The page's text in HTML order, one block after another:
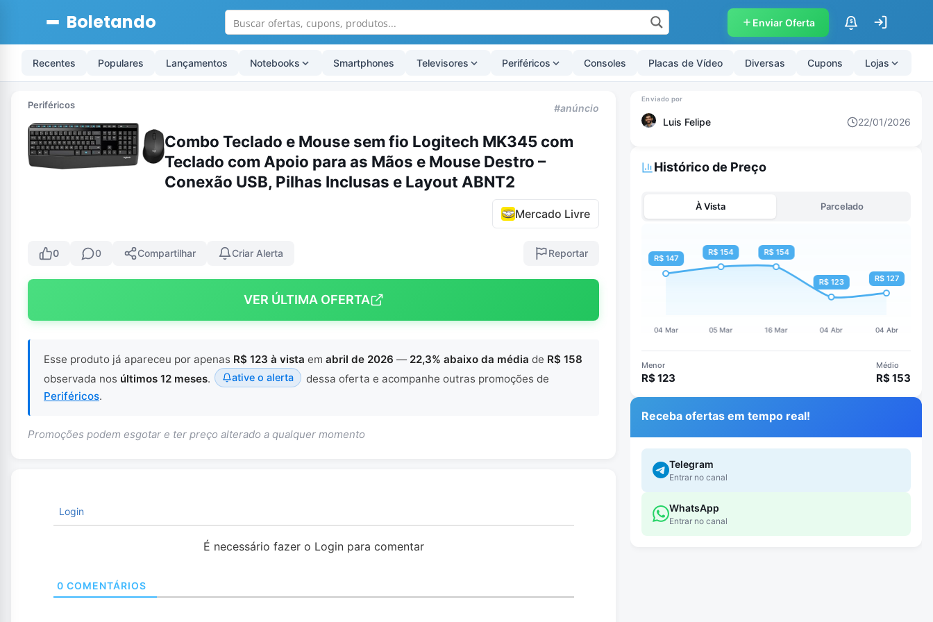
Boletando Enviar Oferta $
Recentes Populares Lançamentos Notebooks Smartphones Televisores Periféricos Consoles Placas de Vídeo Diversas Cupons Lojas
Periféricos #anúncio
Combo Teclado e Mouse sem fio Logitech MK345 com
Teclado com Apoio para as Mãos e Mouse Destro –
Conexão USB, Pilhas Inclusas e Layout ABNT2
Mercado Livre
0 0 Compartilhar Criar Alerta Reportar
VER ÚLTIMA OFERTA
Esse produto já apareceu por apenas R$ 123 à vista em abril de 2026 — 22,3% abaixo da média de R$ 158
observada nos últimos 12 meses. ative o alerta
dessa oferta e acompanhe outras promoções de
Periféricos.
Promoções podem esgotar e ter preço alterado a qualquer momento
Login
É necessário fazer o Login para comentar
0 COMENTÁRIOS
Luis Felipe 22/01/2026
Histórico de Preço
À Vista Parcelado
Menor
R$ 123
Médio
R$ 153
Receba ofertas em tempo real!
Telegram
Entrar no canal
WhatsApp
Entrar no canal